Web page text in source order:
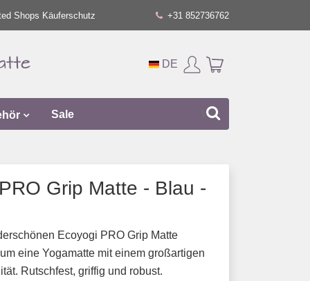
Shops Käuferschutz +31 852736762
DE
Sale
Grip Matte - Blau -
Ecoyogi PRO Grip Matte
eine Yogamatte mit einem großartigen
Rutschfest, griffig und robust.